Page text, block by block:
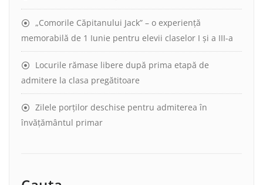
„Comorile Căpitanului Jack” – o experiență
memorabilă de 1 Iunie pentru elevii claselor I și a III-a
Locurile rămase libere după prima etapă de
admitere la clasa pregătitoare
Zilele porților deschise pentru admiterea în
învățământul primar